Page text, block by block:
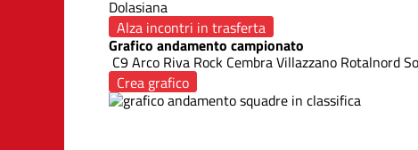
Dolasiana
Alza incontri in trasferta
Grafico andamento campionato
C9 Arco Riva Rock CembraVillazzano Rotalnord
Crea grafico